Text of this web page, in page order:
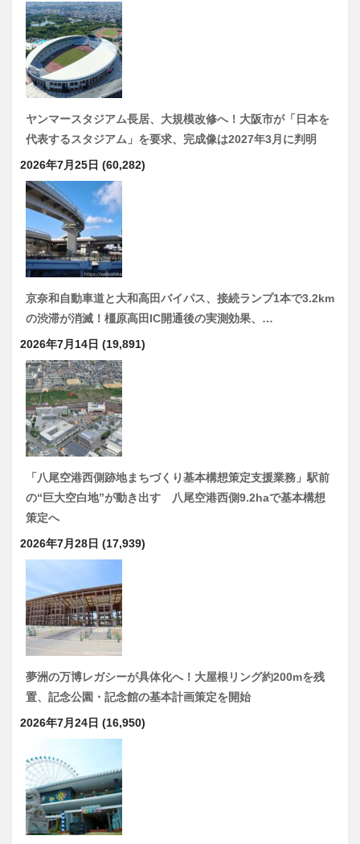
ヤンマースタジアム長居、大規模改修へ！大阪市が「日本を
代表するスタジアム」を要求、完成像は2027年3月に判明
2026年7月25日 (60,282)
京奈和自動車道と大和高田バイパス、接続ランプ1本で3.2km
の渋滞が消滅！橿原高田IC開通後の実測効果、…
2026年7月14日 (19,891)
「八尾空港西側跡地まちづくり基本構想策定支援業務」駅前
の“巨大空白地”が動き出す 八尾空港西側9.2haで基本構想
策定へ
2026年7月28日 (17,939)
夢洲の万博レガシーが具体化へ！大屋根リング約200mを残
置、記念公園・記念館の基本計画策定を開始
2026年7月24日 (16,950)